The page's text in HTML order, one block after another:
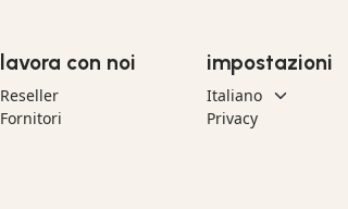
lavora con noi
Reseller
Fornitori
impostazioni
Privacy